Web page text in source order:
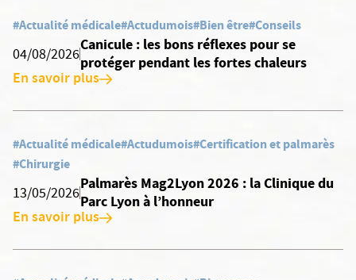
#Actualité médicale#Actudumois#Bien être#Conseils
04/08/2026
Canicule : les bons réflexes pour se
protéger pendant les fortes chaleurs
En savoir plus
#Actualité médicale#Actudumois#Certification et palmarès
#Chirurgie
13/05/2026
Palmarès Mag2Lyon 2026 : la Clinique du
Parc Lyon à l’honneur
En savoir plus